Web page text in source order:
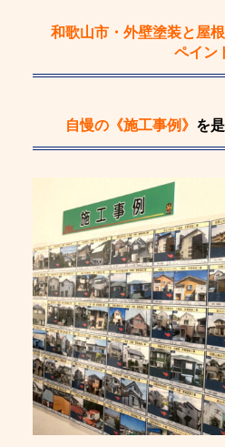
和歌山市・外壁塗装と屋
ペイン
自慢の《施工事例》 を